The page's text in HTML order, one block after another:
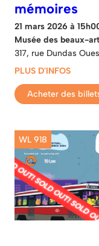
mémoires
21 mars 2026 à
Musée des beaux-
317, rue Dundas
PLUS D'INFOS
Acheter des
WL 918